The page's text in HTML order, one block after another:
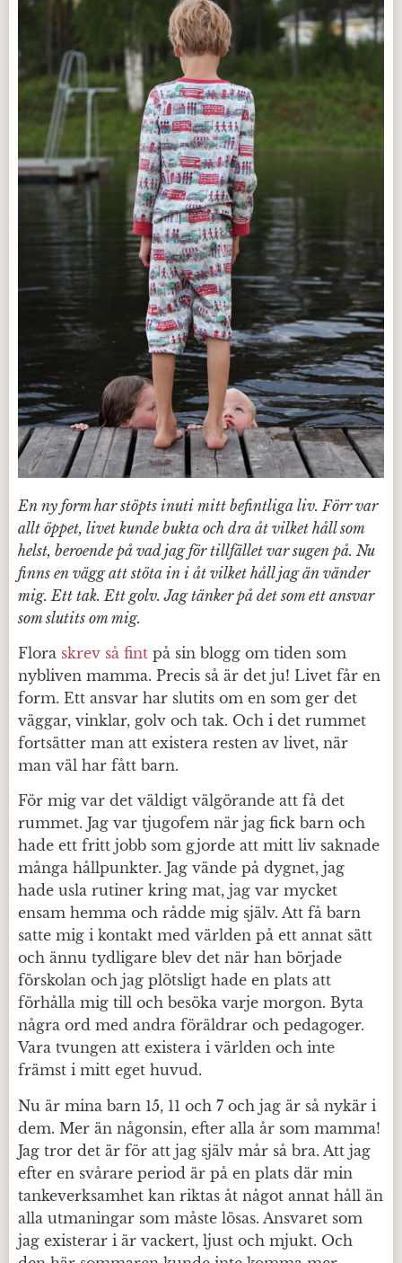
En ny form har stöpts inuti mitt befintliga liv. Förr var
allt öppet, livet kunde bukta och dra åt vilket håll som
helst, beroende på vad jag för tillfället var sugen på. Nu
finns en vägg att stöta in i åt vilket håll jag än vänder
mig. Ett tak. Ett golv. Jag tänker på det som ett ansvar
som slutits om mig.
Flora skrev så fint på sin blogg om tiden som
nybliven mamma. Precis så är det ju! Livet får en
form. Ett ansvar har slutits om en som ger det
väggar, vinklar, golv och tak. Och i det rummet
fortsätter man att existera resten av livet, när
man väl har fått barn.
För mig var det väldigt välgörande att få det
rummet. Jag var tjugofem när jag fick barn och
hade ett fritt jobb som gjorde att mitt liv saknade
många hållpunkter. Jag vände på dygnet, jag
hade usla rutiner kring mat, jag var mycket
ensam hemma och rådde mig själv. Att få barn
satte mig i kontakt med världen på ett annat sätt
och ännu tydligare blev det när han började
förskolan och jag plötsligt hade en plats att
förhålla mig till och besöka varje morgon. Byta
några ord med andra föräldrar och pedagoger.
Vara tvungen att existera i världen och inte
främst i mitt eget huvud.
Nu är mina barn 15, 11 och 7 och jag är så nykär i
dem. Mer än någonsin, efter alla år som mamma!
Jag tror det är för att jag själv mår så bra. Att jag
efter en svårare period är på en plats där min
tankeverksamhet kan riktas åt något annat håll än
alla utmaningar som måste lösas. Ansvaret som
jag existerar i är vackert, ljust och mjukt. Och